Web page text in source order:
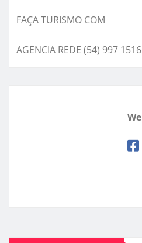
FAÇA TURISMO COM
AGENCIA REDE (54) 997